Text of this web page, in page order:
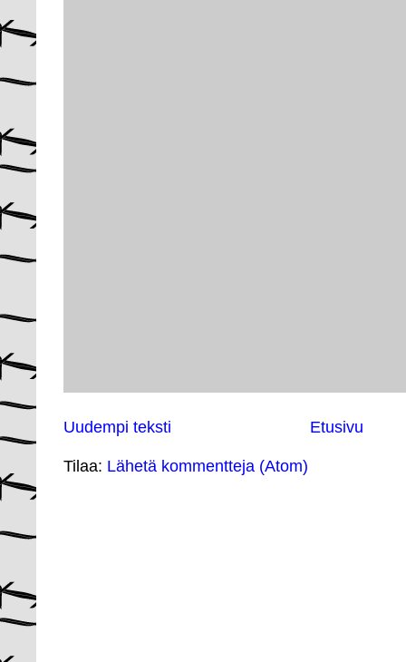
Uudempi teksti Etusivu
Tilaa: Lähetä kommentteja (Atom)